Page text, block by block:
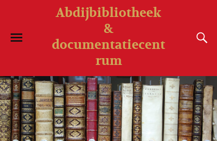
Abdijbibliotheek
&
documentatiecent
rum